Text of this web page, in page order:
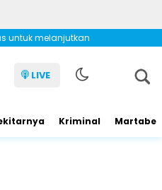
untuk melanjutkan
LIVE
Kriminal Martabe